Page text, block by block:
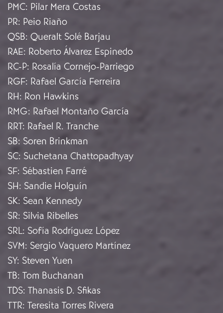
PMC: Pilar Mera Costas
PR: Peio Riaño
QSB: Queralt Solé Barjau
RAE: Roberto Álvarez Espinedo
RC-P: Rosalía Cornejo-Parriego
RGF: Rafael García Ferreira
RH: Ron Hawkins
RMG: Rafael Montaño García
RRT: Rafael R. Tranche
SB: Soren Brinkman
SC: Suchetana Chattopadhyay
SF: Sébastien Farré
SH: Sandie Holguín
SK: Sean Kennedy
SR: Silvia Ribelles
SRL: Sofía Rodríguez López
SVM: Sergio Vaquero Martínez
SY: Steven Yuen
TB: Tom Buchanan
TDS: Thanasis D. Sfikas
TTR: Teresita Torres Rivera